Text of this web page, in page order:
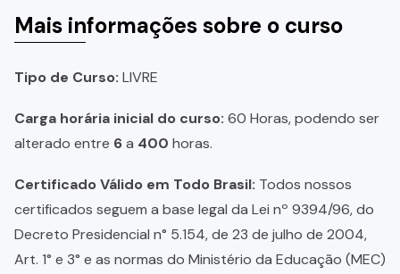
Mais informações sobre o curso
Tipo de Curso: LIVRE
Carga horária inicial do curso: 60 Horas, podendo ser
alterado entre 6a 400 horas.
Certificado Válido em Todo Brasil: Todos nossos
certificados seguem a base legal da Lei nº 9394/96, do
Decreto Presidencial n° 5.154, de 23 de julho de 2004,
Art. 1° e 3° e as normas do Ministério da Educação (MEC)